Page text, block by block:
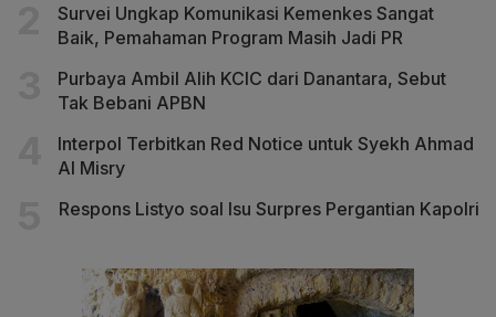
Survei Ungkap Komunikasi Kemenkes Sangat
Baik, Pemahaman Program Masih Jadi PR
Purbaya Ambil Alih KCIC dari Danantara, Sebut
Tak Bebani APBN
Interpol Terbitkan Red Notice untuk Syekh Ahmad
Al Misry
Respons Listyo soal Isu Surpres Pergantian Kapolri